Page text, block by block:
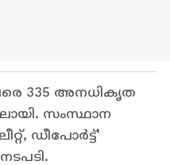
335 അനധികൃത
സംസ്ഥാന
ഡീപോർട്ട്'